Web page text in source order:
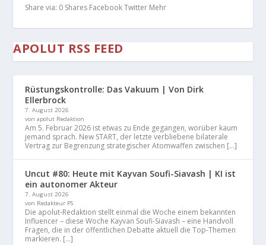
Share via: 0 Shares Facebook Twitter Mehr
APOLUT RSS FEED
Rüstungskontrolle: Das Vakuum | Von Dirk
Ellerbrock
7. August 2026
von apolut Redaktion
Am 5. Februar 2026 ist etwas zu Ende gegangen, worüber kaum
jemand sprach. New START, der letzte verbliebene bilaterale
Vertrag zur Begrenzung strategischer Atomwaffen zwischen […]
Uncut #80: Heute mit Kayvan Soufi-Siavash | KI ist
ein autonomer Akteur
7. August 2026
von Redakteur PS
Die apolut-Redaktion stellt einmal die Woche einem bekannten
Influencer – diese Woche Kayvan Soufi-Siavash – eine Handvoll
Fragen, die in der öffentlichen Debatte aktuell die Top-Themen
markieren. […]